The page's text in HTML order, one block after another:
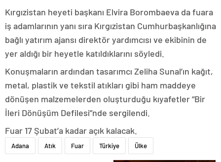
Kırgızistan heyeti başkanı Elvira Borombaeva da fuara
iş adamlarının yanı sıra Kırgızistan Cumhurbaşkanlığına
bağlı yatırım ajansı direktör yardımcısı ve ekibinin de
yer aldığı bir heyetle katıldıklarını söyledi.
Konuşmaların ardından tasarımcı Zeliha Sunal’ın kağıt,
metal, plastik ve tekstil atıkları gibi ham maddeye
dönüşen malzemelerden oluşturduğu kıyafetler “Bir
İleri Dönüşüm Defilesi”nde sergilendi.
Fuar 17 Şubat’a kadar açık kalacak.
Adana Atık Fuar Türkiye Ülke